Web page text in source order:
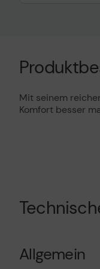
Mit seinem
Komfort besser
Allgemein